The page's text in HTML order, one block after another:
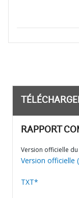
RAPPORT
Version officielle
Version officielle
TXT*